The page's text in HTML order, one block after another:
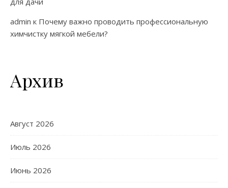
admin к Почему важно проводить профессиональную
химчистку мягкой мебели?
Архив
Август 2026
Июль 2026
Июнь 2026